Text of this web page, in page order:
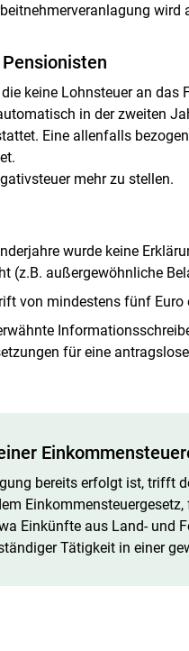
wird
keine Lohnsteuer an
in der zweiten
Eine allenfalls
mehr zu stellen.
wurde keine
(z.B. außergewöhnliche
von mindestens fünf Euro
für eine
bereits erfolgt ist, trifft
Einkünfte aus Land- und
Tätigkeit in einer